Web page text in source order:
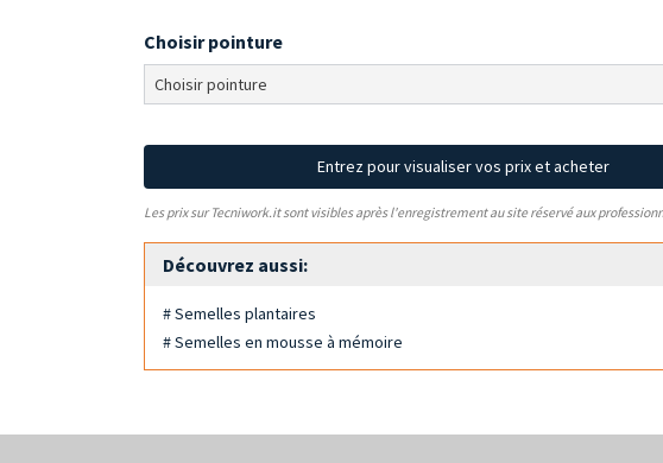
Choisir pointure
Entrez pour visualiser vos prix et acheter
Les prix sur Tecniwork.it sont visibles après l'enregistrement au site réservé aux
Découvrez aussi:
# Semelles plantaires
# Semelles en mousse à mémoire